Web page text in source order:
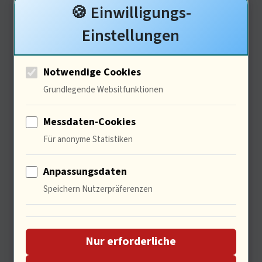
übernehmen?
Ökonomische Implikationen der
Migration
Ökonomisch gesehen ist Sicherheit
🍪 Einwilligungs-
Einstellungen
Notwendige Cookies
Grundlegende Websitfunktionen
Messdaten-Cookies
Für anonyme Statistiken
Anpassungsdaten
Speichern Nutzerpräferenzen
Nur erforderliche